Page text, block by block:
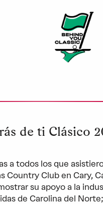
de ti Clásico
a todos los que
Country Club en Cary,
su apoyo a la
de Carolina del